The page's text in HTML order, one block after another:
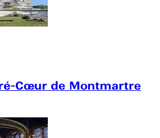
Cœur de Montmartre